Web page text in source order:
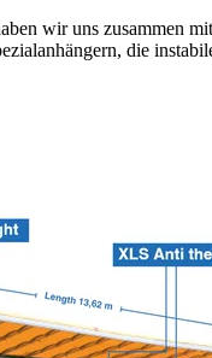
wir uns zusammen
die